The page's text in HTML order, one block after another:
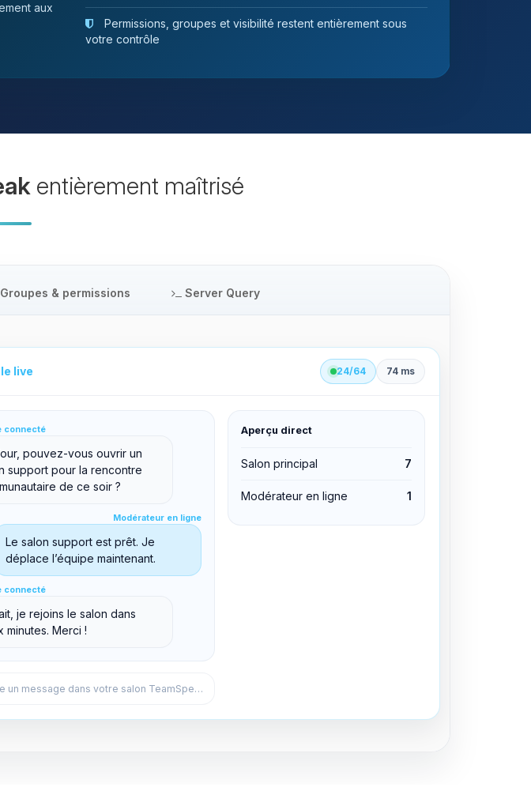
aux
Permissions, groupes et visibilité restent entièrement sous
votre contrôle
entièrement maîtrisé
Groupes & permissions Server Query
live 24/64 74 ms
connecté
pouvez-vous ouvrir un
support pour la rencontre
de ce soir ?
Modérateur en ligne
Le salon support est prêt. Je
déplace l’équipe maintenant.
connecté
je rejoins le salon dans
minutes. Merci !
Écrire un message dans votre salon TeamSpeak...
Aperçu direct
Salon principal 7
Modérateur en ligne 1
principal
connecté
Éditer les permissions